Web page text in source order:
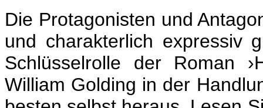
Die Protagonisten und
und charakterlich expressiv
Schlüsselrolle der Roman
William Golding in der